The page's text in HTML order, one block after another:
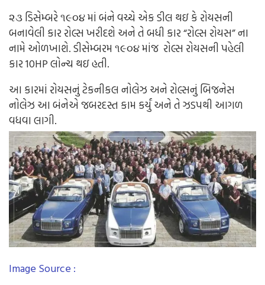
૨૩ડિસેમ્બરે૧૯૦૪માંબંનેવચ્ચે એકડીલ થઇકેરોયસની
બનાવેલી કારરોલ્સખરીદશે અનેતેબધી કાર“રોલ્સરોયસ”ના
નામે ઓળખાશે.ડીસેમ્બરમ૧૯૦૪માંજ રોલ્સરોયસનીપહેલી
કાર10HPલોન્ચ થઇહતી.
આ કારમાંરોયસનુંટેકનીકલનોલેઝ અનેરોલ્સનુંબિજનેસ
નોલેઝ આબંનેએજબરદસ્ત કામ કર્યુંઅનેતેઝડપથી આગળ
વધવાલાગી.
Image Source :